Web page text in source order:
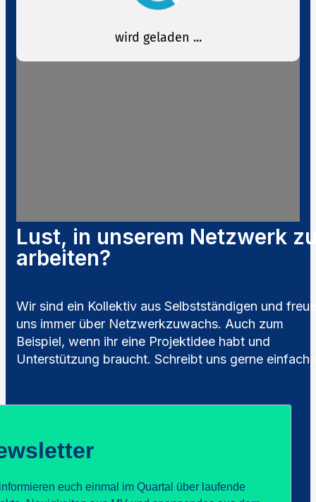
Lust, in unserem Netzwerk
arbeiten?
Wir sind ein Kollektiv aus Selbstständigen und
uns immer über Netzwerkzuwachs. Auch zum
Beispiel, wenn ihr eine Projektidee habt und
Unterstützung braucht. Schreibt uns gerne einfach
euch einmal im Quartal über laufende